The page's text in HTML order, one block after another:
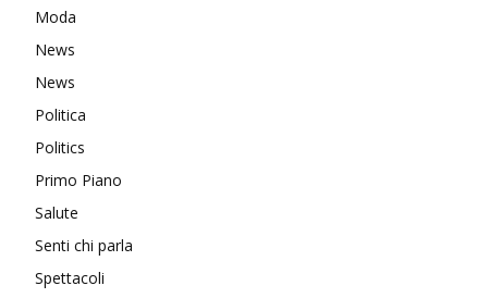
Moda
News
News
Politica
Politics
Primo Piano
Salute
Senti chi parla
Spettacoli